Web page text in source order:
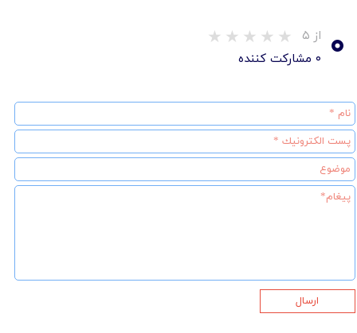
۰ از ۵
۰ مشارکت کننده
ارسال